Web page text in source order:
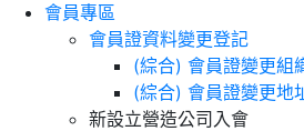
會員專區
會員證資料變更登記
(綜合) 會員證變更組
(綜合) 會員證變更地
新設立營造公司入會